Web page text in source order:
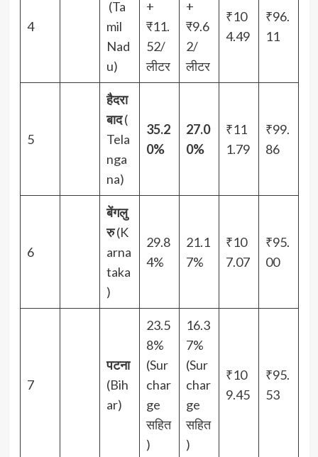
4
(Ta
mil
Nad
u)
+
₹11.
52/
लीटर
+
₹9.6
2/
लीटर
₹10
4.49
₹96.
11
5
हैदरा
बाद(
Tela
nga
na)
35.2
0%
27.0
0%
₹11
1.79
₹99.
86
6
बेंगलु
रु(K
arna
taka
)
29.8
4%
21.1
7%
₹10
7.07
₹95.
00
7
पटना
(Bih
ar)
23.5
8%
(Sur
char
ge
सहित
)
16.3
7%
(Sur
char
ge
सहित
)
₹10
9.45
₹95.
53